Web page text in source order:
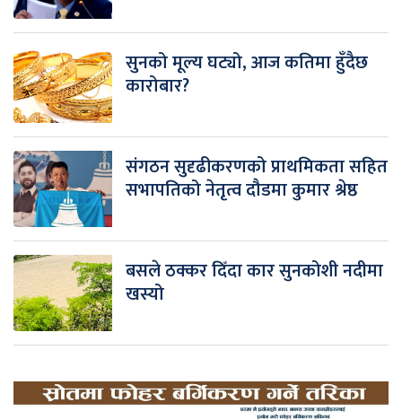
सुनको मूल्य घट्यो, आज कतिमा हुँदैछ
कारोबार?
संगठन सुदृढीकरणको प्राथमिकता सहित
सभापतिको नेतृत्व दौडमा कुमार श्रेष्ठ
बसले ठक्कर दिँदा कार सुनकोशी नदीमा
खस्यो